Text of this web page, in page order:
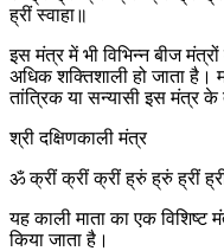
ह्रीं स्वाहा॥
इस मंत्र में भी विभिन्न बीज
अधिक शक्तिशाली हो जाता है।
तांत्रिक या सन्यासी इस मंत्र के
श्री दक्षिणकाली मंत्र
ॐ क्रीं क्रीं क्रीं ह्रुं ह्रुं ह्रीं
यह काली माता का एक विशिष्ट
किया जाता है।